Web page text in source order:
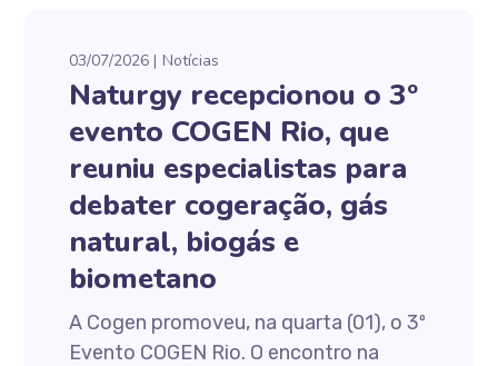
03/07/2026 Notícias
Naturgy recepcionou o 3º
evento COGEN Rio, que
reuniu especialistas para
debater cogeração, gás
natural, biogás e
biometano
A Cogen promoveu, na quarta (01), o 3º
Evento COGEN Rio. O encontro na